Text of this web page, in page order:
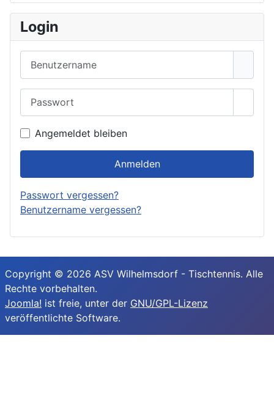
Login
Angemeldet bleiben
Anmelden
Passwort vergessen?
Benutzername vergessen?
Copyright © 2026 ASV Wilhelmsdorf - Tischtennis. Alle
Rechte vorbehalten.
Joomla! ist freie, unter der GNU/GPL-Lizenz
veröffentlichte Software.